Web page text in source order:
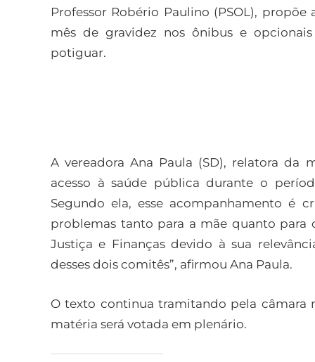
Professor Robério Paulino (PSOL),
mês de gravidez nos ônibus e
potiguar.
A vereadora Ana Paula (SD), relatora
acesso à saúde pública durante o
Segundo ela, esse acompanhamento é
problemas tanto para a mãe quanto para
Justiça e Finanças devido à sua
desses dois comitês”, afirmou Ana Paula.
O texto continua tramitando pela câmara
matéria será votada em plenário.